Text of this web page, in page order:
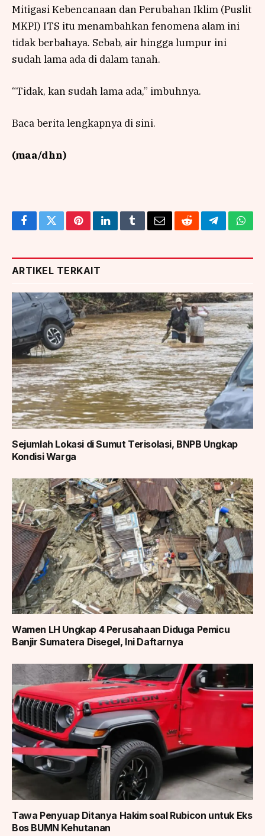
Mitigasi Kebencanaan dan Perubahan Iklim (Puslit
MKPI) ITS itu menambahkan fenomena alam ini
tidak berbahaya. Sebab, air hingga lumpur ini
sudah lama ada di dalam tanah.
“Tidak, kan sudah lama ada,” imbuhnya.
Baca berita lengkapnya di sini.
(maa/dhn)
FacebookTwitterPinterestLinkedInTumblrEmailRedditTelegram
ARTIKEL TERKAIT
Sejumlah Lokasi di Sumut Terisolasi, BNPB Ungkap
Kondisi Warga
Wamen LH Ungkap 4 Perusahaan Diduga Pemicu
Banjir Sumatera Disegel, Ini Daftarnya
Tawa Penyuap Ditanya Hakim soal Rubicon untuk Eks
Bos BUMN Kehutanan